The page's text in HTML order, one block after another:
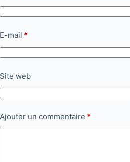
E-mail *
Site web
Ajouter un commentaire *